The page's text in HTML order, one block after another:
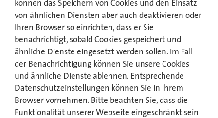
können das Speichern von Cookies und den Einsatz
von ähnlichen Diensten aber auch deaktivieren oder
Ihren Browser so einrichten, dass er Sie
benachrichtigt, sobald Cookies gespeichert und
ähnliche Dienste eingesetzt werden sollen. Im Fall
der Benachrichtigung können Sie unsere Cookies
und ähnliche Dienste ablehnen. Entsprechende
Datenschutzeinstellungen können Sie in Ihrem
Browser vornehmen. Bitte beachten Sie, dass die
Funktionalität unserer Webseite eingeschränkt sein